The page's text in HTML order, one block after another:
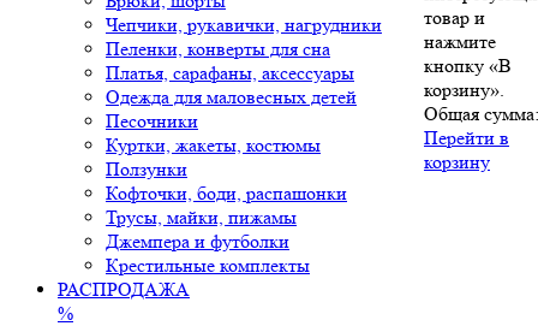
Чепчики, рукавички, нагрудники
Пеленки, конверты для сна
Платья, сарафаны, аксессуары
Одежда для маловесных детей
Песочники
Куртки, жакеты, костюмы
Ползунки
Кофточки, боди, распашонки
Трусы, майки, пижамы
Джемпера и футболки
Крестильные комплекты
РАСПРОДАЖА
%
товар и
нажмите
кнопку «В
корзину».
Общая сумма:
Перейти в
корзину